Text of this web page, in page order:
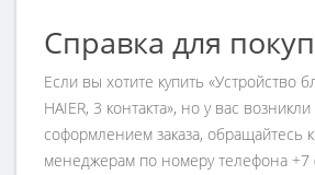
Справка для
Если вы хотите купить «Устройство
HAIER, 3 контакта», но у вас
соформлением заказа, обращайтесь
менеджерам по номеру телефона +7